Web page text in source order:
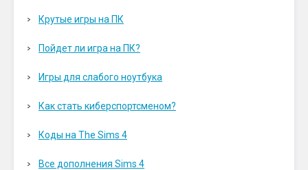
Крутые игры на ПК
Пойдет ли игра на ПК?
Игры для слабого ноутбука
Как стать киберспортсменом?
Коды на The Sims 4
Все дополнения Sims 4